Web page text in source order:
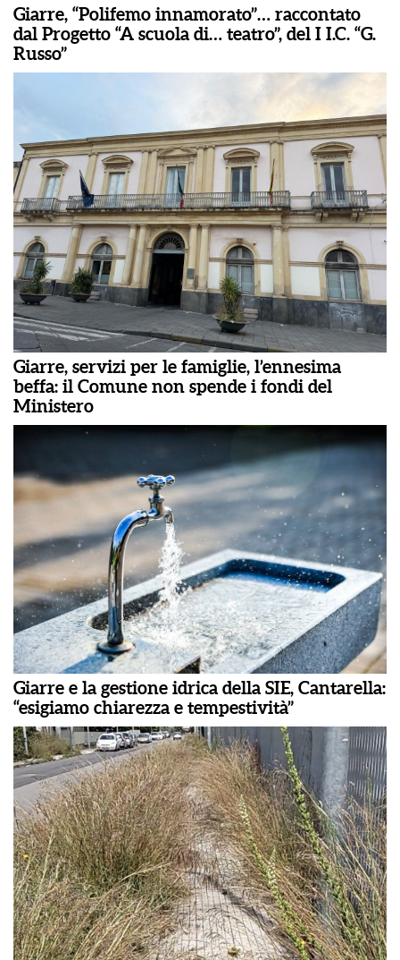
Giarre, “Polifemo innamorato”… raccontato
dal Progetto “A scuola di… teatro”, del I I.C. “G.
Russo”
Giarre, servizi per le famiglie, l’ennesima
beffa: il Comune non spende i fondi del
Ministero
Giarre e la gestione idrica della SIE, Cantarella:
“esigiamo chiarezza e tempestività”